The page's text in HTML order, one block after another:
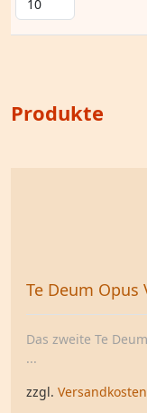
Produkte
Te Deum Opus
Das zweite Te
...
zzgl. Versandkosten